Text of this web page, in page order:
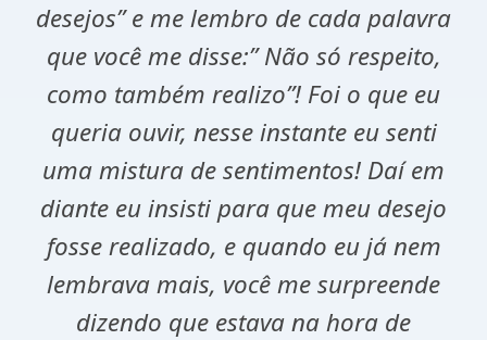
desejos” e me lembro de cada palavra
que você me disse:” Não só respeito,
como também realizo”! Foi o que eu
queria ouvir, nesse instante eu senti
uma mistura de sentimentos! Daí em
diante eu insisti para que meu desejo
fosse realizado, e quando eu já nem
lembrava mais, você me surpreende
dizendo que estava na hora de